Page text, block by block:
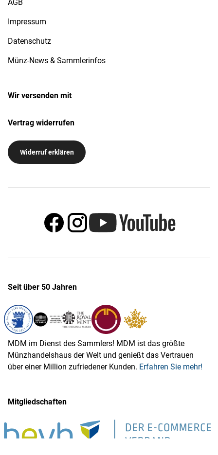
AGB
Impressum
Datenschutz
Münz-News & Sammlerinfos
Wir versenden mit
Vertrag widerrufen
Widerruf erklären
Seit über 50 Jahren
MDM im Dienst des Sammlers! MDM ist das größte
Münzhandelshaus der Welt und genießt das Vertrauen
über einer Million zufriedener Kunden. Erfahren Sie mehr!
Mitgliedschaften